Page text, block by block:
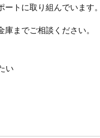
トに取り組んでいます。
までご相談ください。
い